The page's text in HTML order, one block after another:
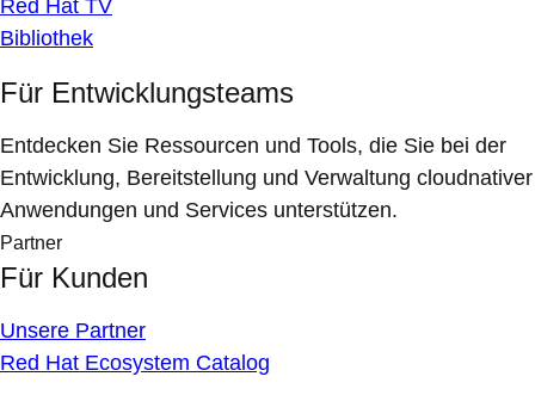
Red Hat TV
Bibliothek
Für Entwicklungsteams
Entdecken Sie Ressourcen und Tools, die Sie bei der
Entwicklung, Bereitstellung und Verwaltung cloudnativer
Anwendungen und Services unterstützen.
Partner
Für Kunden
Unsere Partner
Red Hat Ecosystem Catalog